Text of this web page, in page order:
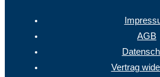
AGB
Vertrag